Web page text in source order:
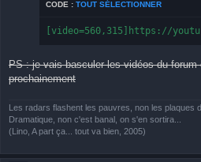
CODE : TOUT SÉLECTIONNER
[video=560,315]https://
PS : je vais basculer les vidéos du forum
prochainement
Les radars flashent les pauvres, non les plaques
Dramatique, non c'est banal, on s'en sortira...
(Lino, A part ça... tout va bien, 2005)